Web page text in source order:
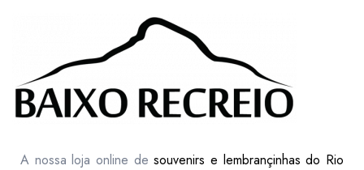
A nossa loja online desouvenirs e lembrançinhas do Rio